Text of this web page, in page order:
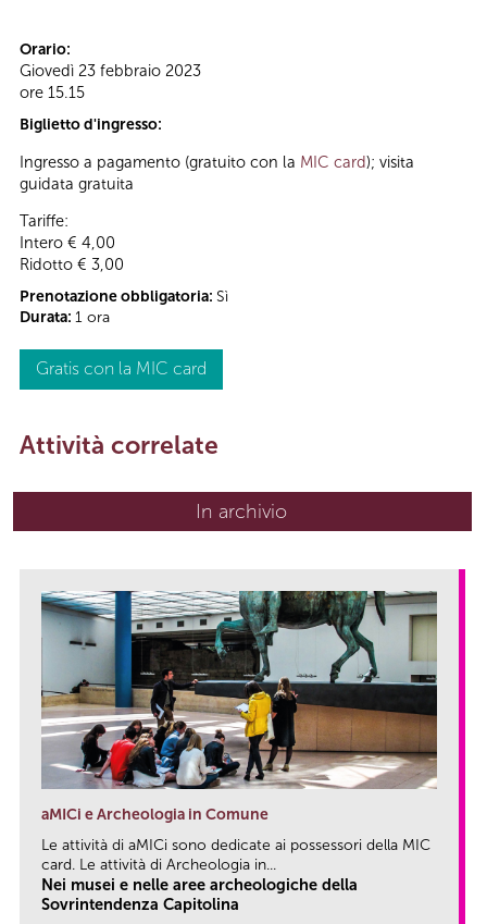
Orario:
Giovedì 23 febbraio 2023
ore 15.15
Biglietto d'ingresso:
Ingresso a pagamento (gratuito con la MIC card); visita
guidata gratuita
Tariffe:
Intero € 4,00
Ridotto € 3,00
Prenotazione obbligatoria: Sì
Durata: 1 ora
Gratis con la MIC card
Attività correlate
In archivio
aMICi e Archeologia in Comune
Le attività di aMICi sono dedicate ai possessori della MIC
card. Le attività di Archeologia in...
Nei musei e nelle aree archeologiche della
Sovrintendenza Capitolina